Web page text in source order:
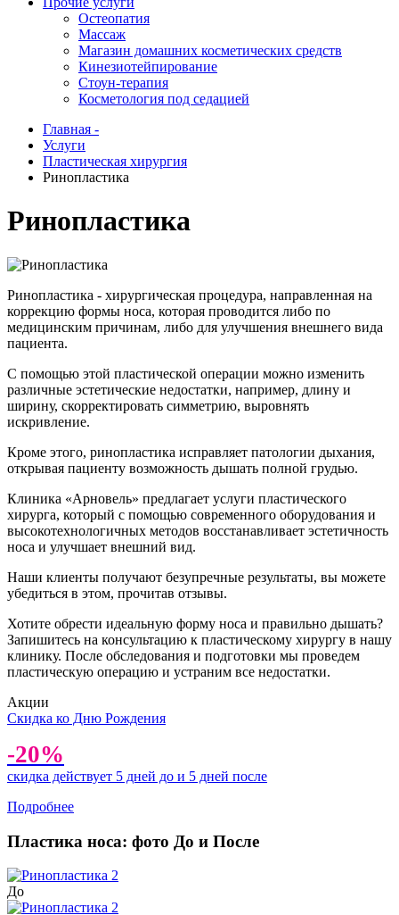
Остеопатия
Массаж
Магазин домашних косметических средств
Кинезиотейпирование
Стоун-терапия
Косметология под седацией
Главная -
Услуги
Пластическая хирургия
Ринопластика
Ринопластика
Ринопластика - хирургическая процедура, направленная на
коррекцию формы носа, которая проводится либо по
медицинским причинам, либо для улучшения внешнего вида
пациента.
С помощью этой пластической операции можно изменить
различные эстетические недостатки, например, длину и
ширину, скорректировать симметрию, выровнять
искривление.
Кроме этого, ринопластика исправляет патологии дыхания,
открывая пациенту возможность дышать полной грудью.
Клиника «Арновель» предлагает услуги пластического
хирурга, который с помощью современного оборудования и
высокотехнологичных методов восстанавливает эстетичность
носа и улучшает внешний вид.
Наши клиенты получают безупречные результаты, вы можете
убедиться в этом, прочитав отзывы.
Хотите обрести идеальную форму носа и правильно дышать?
Запишитесь на консультацию к пластическому хирургу в нашу
клинику. После обследования и подготовки мы проведем
пластическую операцию и устраним все недостатки.
Акции
Скидка ко Дню Рождения
-20%
скидка действует 5 дней до и 5 дней после
Подробнее
Пластика носа: фото До и После
До